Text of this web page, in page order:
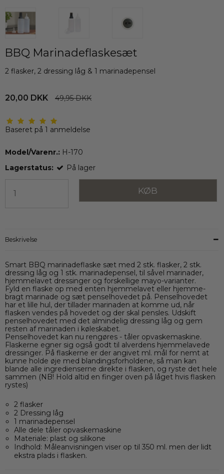
BBQ Marinadeflaskesæt
2 flasker, 2 dressing låg & 1 marinadepensel
20,00 DKK 49,95 DKK
Baseret på 1 anmeldelse
Model/Varenr.: H-170
Lagerstatus:
På lager
KØB
Beskrivelse
Smart BBQ marinadeflaske sæt med 2 stk. flasker, 2 stk.
dressing låg og 1 stk. marinadepensel, til såvel marinader,
hjemmelavet dressinger og forskellige mayo-varianter.
Fyld en flaske op med enten hjemmelavet eller hjemme-
bragt marinade og sæt penselhovedet på. Penselhovedet
har et lille hul, der tillader marinaden at komme ud, når
flasken vendes på hovedet og der skal pensles. Udskift
penselhovedet med det almindelig dressing låg og gem
resten af marinaden i køleskabet.
Penselhovedet kan nu rengøres - tåler opvaskemaskine.
Flaskerne egner sig også godt til alverdens hjemmelavede
dressinger. På flaskerne er der angivet ml. mål for nemt at
kunne holde øje med blandingsforholdene, så man kan
blande alle ingredienserne direkte i flasken, og ryste det hele
sammen (NB! Hold altid en finger oven på låget hvis flasken
rystes)
2 flasker
2 Dressing låg
1 marinadepensel
Alle dele tåler opvaskemaskine
Materiale: plast og silikone
Indhold: Måleanvisningen viser op til 350 ml. men der lidt
ekstra plads i flasken.